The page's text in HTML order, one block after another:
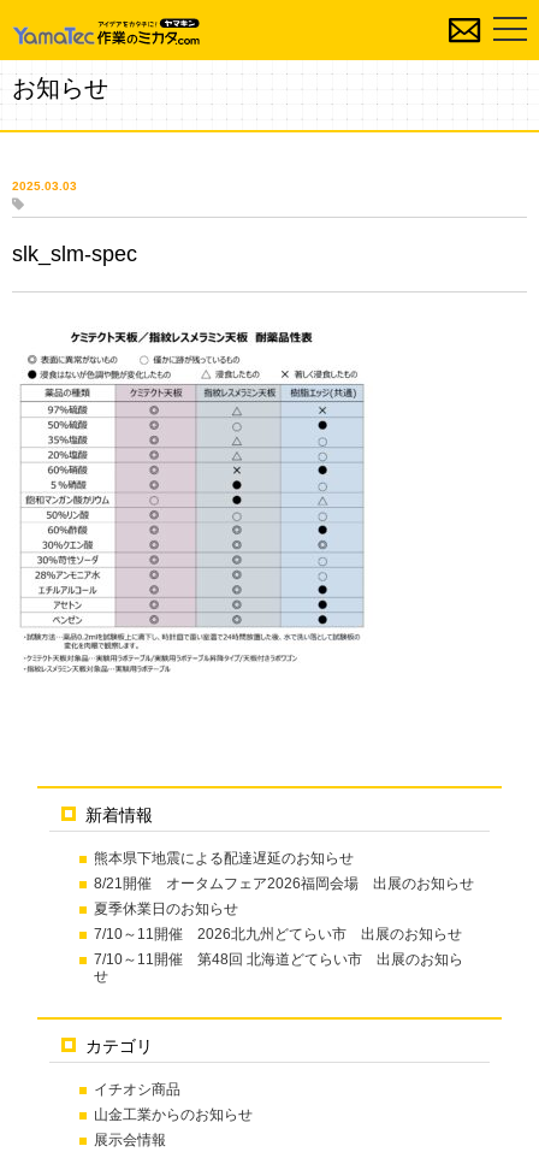
お知らせ
新着情報
熊本県下地震による配達遅延のお知らせ
8/21開催 オータムフェア2026福岡会場 出展のお知らせ
夏季休業日のお知らせ
7/10～11開催 2026北九州どてらい市 出展のお知らせ
7/10～11開催 第48回 北海道どてらい市 出展のお知ら
せ
カテゴリ
イチオシ商品
山金工業からのお知らせ
展示会情報
2025.03.03
slk_slm-spec